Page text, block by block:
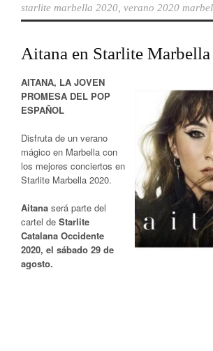
starlite marbella 2020 verano 2020
Aitana en Starlite
AITANA, LA JOVEN
PROMESA DEL POP
ESPAÑOL
Disfruta de un verano
mágico en Marbella con
los mejores conciertos en
Starlite Marbella 2020.
Aitana será parte del
cartel de Starlite
Catalana Occidente
2020, el sábado 29 de
agosto.